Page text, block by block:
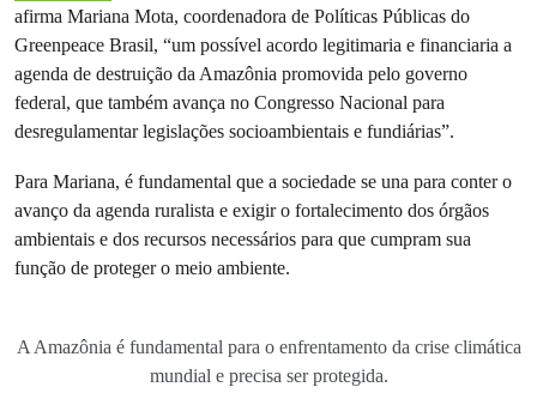
afirma Mariana Mota, coordenadora de Políticas Públicas do
Greenpeace Brasil, “um possível acordo legitimaria e financiaria a
agenda de destruição da Amazônia promovida pelo governo
federal, que também avança no Congresso Nacional para
desregulamentar legislações socioambientais e fundiárias”.
Para Mariana, é fundamental que a sociedade se una para conter o
avanço da agenda ruralista e exigir o fortalecimento dos órgãos
ambientais e dos recursos necessários para que cumpram sua
função de proteger o meio ambiente.
A Amazônia é fundamental para o enfrentamento da crise climática
mundial e precisa ser protegida.